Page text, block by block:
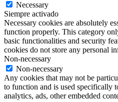
Necessary
Siempre activado
Necessary cookies are absolutely
function properly. This category
basic functionalities and security
cookies do not store any personal
Non-necessary
Non-necessary
Any cookies that may not be
to function and is used specifically
analytics, ads, other embedded